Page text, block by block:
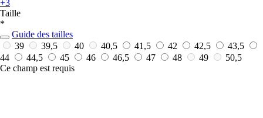
+3
Taille
*
Guide des tailles
39
39,5 40 40,5 41,5 42 42,5
43,5
44
44,5 45 46 46,5 47 48 49
50,5
Ce champ est requis